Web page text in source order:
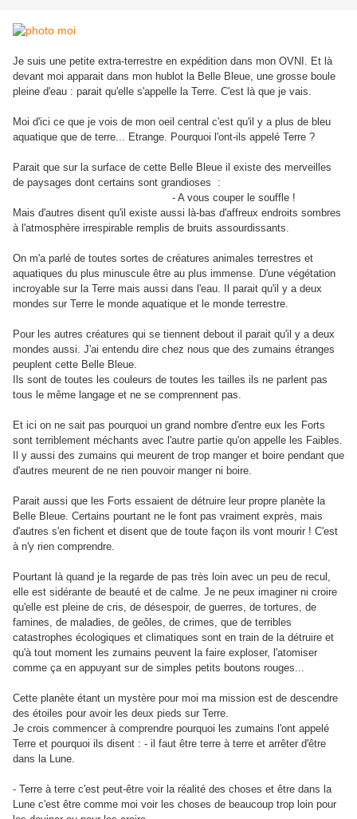
Je suis une petite extra-terrestre en expédition dans mon OVNI. Et là
devant moi apparait dans mon hublot la Belle Bleue, une grosse boule
pleine d'eau : parait qu'elle s'appelle la Terre. C'est là que je vais.
Moi d'ici ce que je vois de mon oeil central c'est qu'il y a plus de bleu
aquatique que de terre... Etrange. Pourquoi l'ont-ils appelé Terre ?
Parait que sur la surface de cette Belle Bleue il existe des merveilles
de paysages dont certains sont grandioses :
- A vous couper le souffle !
Mais d'autres disent qu'il existe aussi là-bas d'affreux endroits sombres
à l'atmosphère irrespirable remplis de bruits assourdissants.
On m'a parlé de toutes sortes de créatures animales terrestres et
aquatiques du plus minuscule être au plus immense. D'une végétation
incroyable sur la Terre mais aussi dans l'eau. Il parait qu'il y a deux
mondes sur Terre le monde aquatique et le monde terrestre.
Pour les autres créatures qui se tiennent debout il parait qu'il y a deux
mondes aussi. J'ai entendu dire chez nous que des zumains étranges
peuplent cette Belle Bleue.
Ils sont de toutes les couleurs de toutes les tailles ils ne parlent pas
tous le même langage et ne se comprennent pas.
Et ici on ne sait pas pourquoi un grand nombre d'entre eux les Forts
sont terriblement méchants avec l'autre partie qu'on appelle les Faibles.
Il y aussi des zumains qui meurent de trop manger et boire pendant que
d'autres meurent de ne rien pouvoir manger ni boire.
Parait aussi que les Forts essaient de détruire leur propre planète la
Belle Bleue. Certains pourtant ne le font pas vraiment exprès, mais
d'autres s'en fichent et disent que de toute façon ils vont mourir ! C'est
à n'y rien comprendre.
Pourtant là quand je la regarde de pas très loin avec un peu de recul,
elle est sidérante de beauté et de calme. Je ne peux imaginer ni croire
qu'elle est pleine de cris, de désespoir, de guerres, de tortures, de
famines, de maladies, de geôles, de crimes, que de terribles
catastrophes écologiques et climatiques sont en train de la détruire et
qu'à tout moment les zumains peuvent la faire exploser, l'atomiser
comme ça en appuyant sur de simples petits boutons rouges...
Cette planète étant un mystère pour moi ma mission est de descendre
des étoiles pour avoir les deux pieds sur Terre.
Je crois commencer à comprendre pourquoi les zumains l'ont appelé
Terre et pourquoi ils disent : - il faut être terre à terre et arrêter d'être
dans la Lune.
- Terre à terre c'est peut-être voir la réalité des choses et être dans la
Lune c'est être comme moi voir les choses de beaucoup trop loin pour